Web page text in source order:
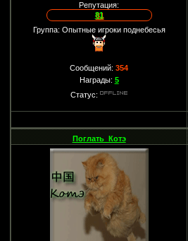
Репутация:
81
Группа: Опытные игроки поднебесья
Сообщений:354
Награды: 5
Статус:
Поглать_Котэ